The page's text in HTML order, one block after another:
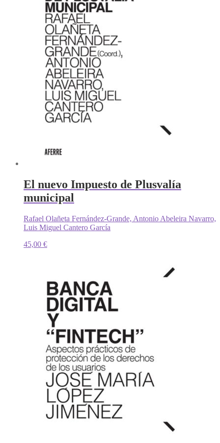
El nuevo Impuesto de Plusvalía
municipal
Rafael Olañeta Fernández-Grande, Antonio Abeleira Navarro,
Luis Miguel Cantero García
45,00 €